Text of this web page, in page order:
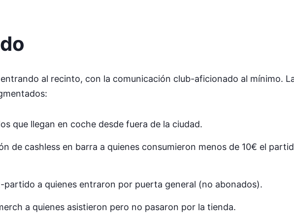
al recinto, con la comunicación club-aficionado al mínimo.
que llegan en coche desde fuera de la ciudad.
de cashless en barra a quienes consumieron menos de 10€ el
partido a quienes entraron por puerta general (no abonados).
a quienes asistieron pero no pasaron por la tienda.